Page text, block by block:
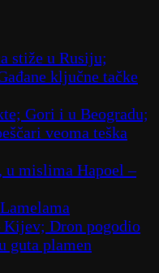
stiže u Rusiju;
ključne tačke
Gori i u Beogradu;
veoma teška
u mislima Hapoel –
Dron pogodio
guta plamen